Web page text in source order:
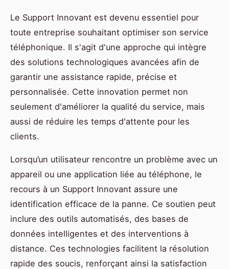
Le Support Innovant est devenu essentiel pour
toute entreprise souhaitant optimiser son service
téléphonique. Il s'agit d'une approche qui intègre
des solutions technologiques avancées afin de
garantir une assistance rapide, précise et
personnalisée. Cette innovation permet non
seulement d'améliorer la qualité du service, mais
aussi de réduire les temps d'attente pour les
clients.
Lorsqu’un utilisateur rencontre un problème avec un
appareil ou une application liée au téléphone, le
recours à un Support Innovant assure une
identification efficace de la panne. Ce soutien peut
inclure des outils automatisés, des bases de
données intelligentes et des interventions à
distance. Ces technologies facilitent la résolution
rapide des soucis, renforçant ainsi la satisfaction